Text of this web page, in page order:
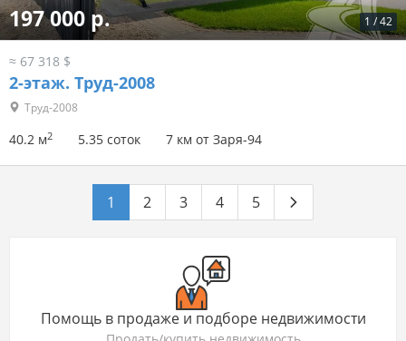
1 /42
197 000 р.
≈ 67 318 $
2-этаж. Труд-2008
Труд-2008
40.2 м2 5.35 соток 7 км от Заря-94
1 2 3 4 5
Помощь в продаже и подборе недвижимости